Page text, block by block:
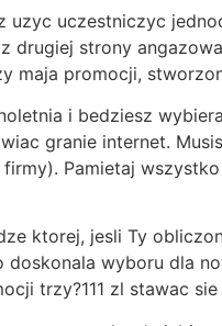
uczestniczyc
strony
maja promocji,
i bedziesz
granie internet.
Pamietaj
ktorej, jesli Ty
wyboru dla
trzy?111 zl stawac